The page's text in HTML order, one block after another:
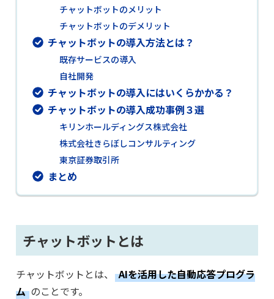
チャットボットのメリット
チャットボットのデメリット
チャットボットの導入方法とは？
既存サービスの導入
自社開発
チャットボットの導入にはいくらかかる？
チャットボットの導入成功事例３選
キリンホールディングス株式会社
株式会社きらぼしコンサルティング
東京証券取引所
まとめ
チャットボットとは
チャットボットとは、
AIを活用した自動応答プログラ
ム のことです。